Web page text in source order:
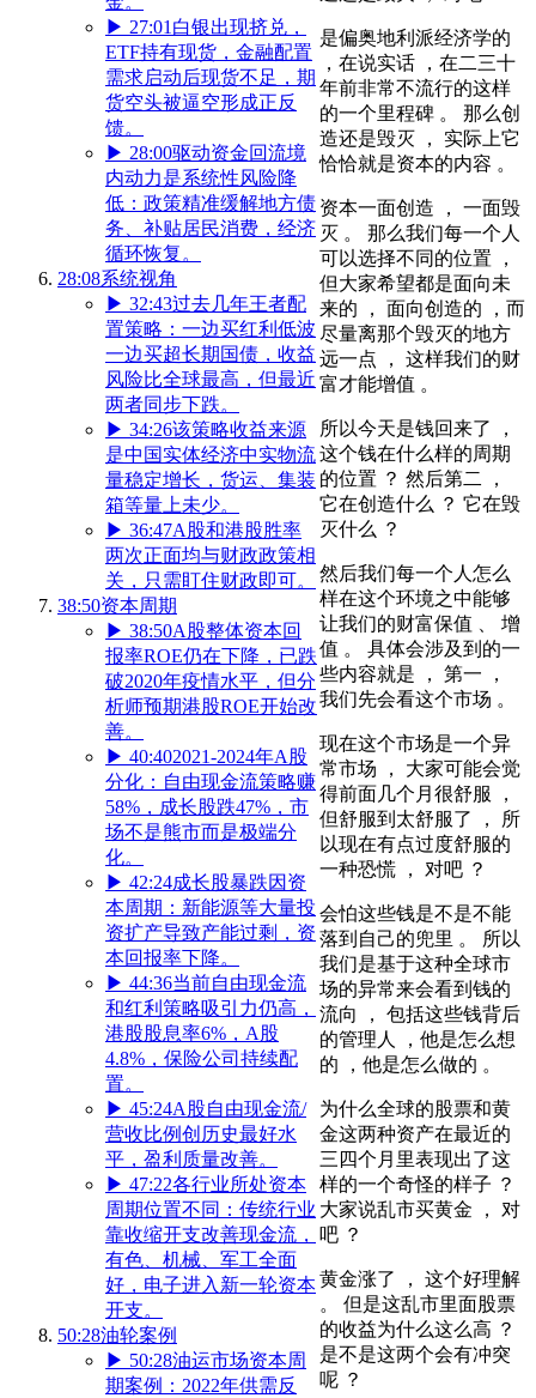
▶ 27:01 白银出现挤兑，
ETF持有现货，金融配置
需求启动后现货不足，期
货空头被逼空形成正反
馈。
▶ 28:00驱动资金回流境
内动力是系统性风险降
低：政策精准缓解地方债
务、补贴居民消费，经济
循环恢复。
28:08系统视角
▶ 32:43过去几年王者配
置策略：一边买红利低波
一边买超长期国债，收益
风险比全球最高，但最近
两者同步下跌。
▶ 34:26该策略收益来源
是中国实体经济中实物流
量稳定增长，货运、集装
箱等量上未少。
▶ 36:47A股和港股胜率
两次正面均与财政政策相
关，只需盯住财政即可。
38:50资本周期
▶ 38:50A股整体资本回
报率ROE仍在下降，已跌
破2020年疫情水平，但分
析师预期港股ROE开始改
善。
▶ 40:402021-2024年A股
分化：自由现金流策略赚
58%，成长股跌47%，市
场不是熊市而是极端分
化。
▶ 42:24成长股暴跌因资
本周期：新能源等大量投
资扩产导致产能过剩，资
本回报率下降。
▶ 44:36当前自由现金流
和红利策略吸引力仍高，
港股股息率6%，A股
4.8%，保险公司持续配
置。
▶ 45:24A股自由现金流/
营收比例创历史最好水
平，盈利质量改善。
▶ 47:22各行业所处资本
周期位置不同：传统行业
靠收缩开支改善现金流，
有色、机械、军工全面
好，电子进入新一轮资本
开支。
50:28油轮案例
▶ 50:28油运市场资本周
期案例：2022年供需反
是偏奥地利派经济学的
，在说实话 ，在二三十
年前非常不流行的这样
的一个里程碑 。 那么创
造还是毁灭 ， 实际上它
恰恰就是资本的内容 。
资本一面创造 ， 一面毁
灭 。 那么我们每一个人
可以选择不同的位置 ，
但大家希望都是面向未
来的 ， 面向创造的 ，而
尽量离那个毁灭的地方
远一点 ， 这样我们的财
富才能增值 。
所以今天是钱回来了 ，
这个钱在什么样的周期
的位置 ？ 然后第二 ，
它在创造什么 ？ 它在毁
灭什么 ？
然后我们每一个人怎么
样在这个环境之中能够
让我们的财富保值 、 增
值 。 具体会涉及到的一
些内容就是 ， 第一 ，
我们先会看这个市场 。
现在这个市场是一个异
常市场 ， 大家可能会觉
得前面几个月很舒服 ，
但舒服到太舒服了 ， 所
以现在有点过度舒服的
一种恐慌 ， 对吧 ？
会怕这些钱是不是不能
落到自己的兜里 。 所以
我们是基于这种全球市
场的异常来会看到钱的
流向 ， 包括这些钱背后
的管理人 ，他是怎么想
的 ，他是怎么做的 。
为什么全球的股票和黄
金这两种资产在最近的
三四个月里表现出了这
样的一个奇怪的样子 ？
大家说乱市买黄金 ， 对
吧 ？
黄金涨了 ， 这个好理解
。 但是这乱市里面股票
的收益为什么这么高 ？
是不是这两个会有冲突
呢 ？